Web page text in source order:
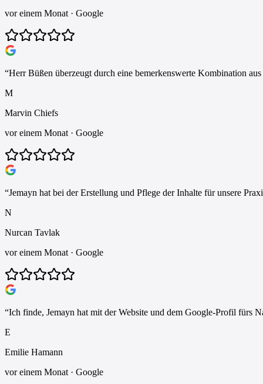
vor einem Monat · Google
“Herr Büßen überzeugt durch eine bemerkenswerte Kombination
M
Marvin Chiefs
vor einem Monat · Google
“Jemayn hat bei der Erstellung und Pflege der Inhalte für unsere
N
Nurcan Tavlak
vor einem Monat · Google
“Ich finde, Jemayn hat mit der Website und dem Google-Profil fürs
E
Emilie Hamann
vor einem Monat · Google